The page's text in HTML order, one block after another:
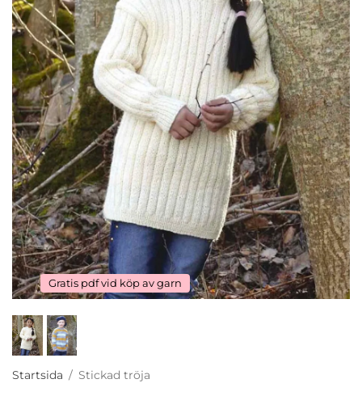
Gratis pdf vid köp av garn
Startsida / Stickad tröja